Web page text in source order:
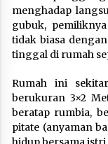
menghadap
gubuk,
tidak biasa
tinggal di rumah
Rumah ini
berukuran 3×2
beratap rumbia,
pitate (anyaman